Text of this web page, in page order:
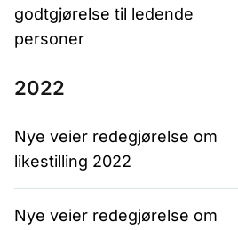
godtgjørelse til ledende
personer
2022
Nye veier redegjørelse om
likestilling 2022
Nye veier redegjørelse om